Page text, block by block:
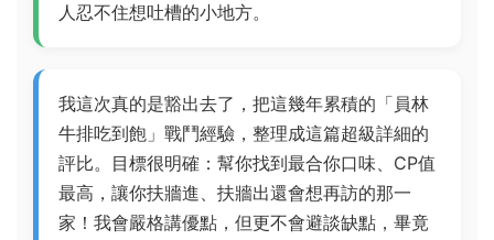
人忍不住想吐槽的小地方。
我這次真的是豁出去了，把這幾年累積的「員林
牛排吃到飽」戰鬥經驗，整理成這篇超級詳細的
評比。目標很明確：幫你找到最合你口味、CP值
最高，讓你扶牆進、扶牆出還會想再訪的那一
家！我會嚴格講優點，但更不會避談缺點，畢竟